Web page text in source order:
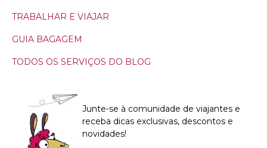
TRABALHAR E VIAJAR
GUIA BAGAGEM
TODOS OS SERVIÇOS DO BLOG
Junte-se à comunidade de viajantes e
receba dicas exclusivas, descontos e
novidades!